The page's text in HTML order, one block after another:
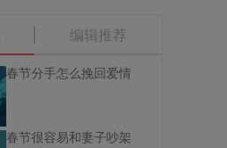
编辑推荐
春节分手怎么挽回爱情
春节很容易和妻子吵架